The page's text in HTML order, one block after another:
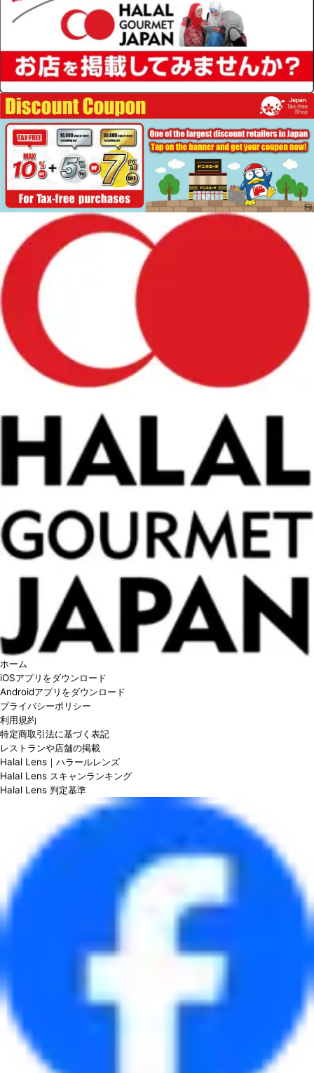
ホーム
iOSアプリをダウンロード
Androidアプリをダウンロード
プライバシーポリシー
利用規約
特定商取引法に基づく表記
レストランや店舗の掲載
Halal Lens｜ハラールレンズ
Halal Lens スキャンランキング
Halal Lens 判定基準